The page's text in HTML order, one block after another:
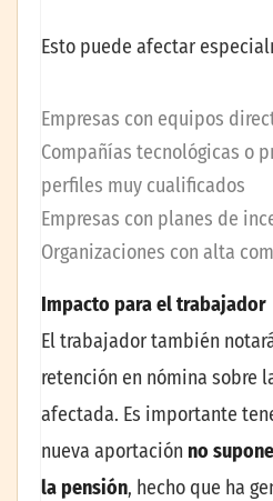
Esto puede afectar
Empresas con equipos
Compañías tecnológicas o
perfiles muy cualificados
Empresas con planes de
Organizaciones con alta
Impacto para el trabajador
El trabajador también
retención en nómina sobre
afectada. Es importante
nueva aportación no
la pensión, hecho que ha